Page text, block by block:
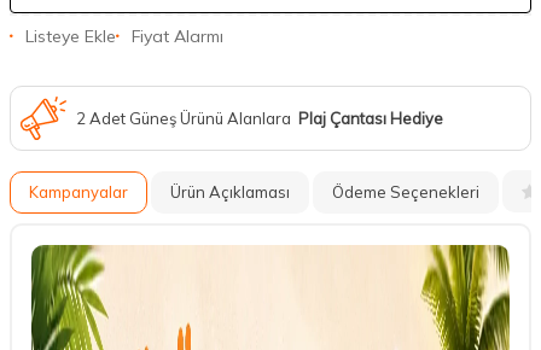
Listeye Ekle Fiyat Alarmı
2 Adet Güneş Ürünü Alanlara Plaj Çantası Hediye
Kampanyalar Ürün Açıklaması Ödeme Seçenekleri